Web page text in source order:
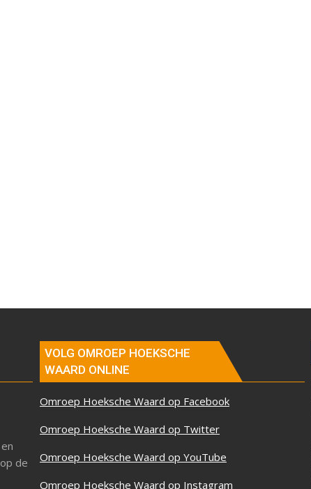
de
VOLG OMROEP HOEKSCHE
WAARD ONLINE
Omroep Hoeksche Waard op Facebook
Omroep Hoeksche Waard op Twitter
Omroep Hoeksche Waard op YouTube
Omroep Hoeksche Waard op Instagram